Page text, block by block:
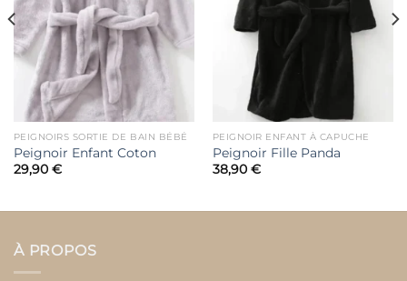
PEIGNOIRS SORTIE DE BAIN BÉBÉ
Peignoir Enfant Coton
29,90 €
PEIGNOIR ENFANT À CAPUCHE
Peignoir Fille Panda
38,90 €
À PROPOS